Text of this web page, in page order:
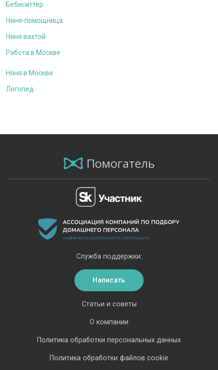
Бебиситтер
Няня-помощница
Няня вахтой
Работа в Москве
Няня в Москве
Логопед
Помогатель
Статьи и советы
О компании
Политика обработки персональных данных
Политика обработки файлов cookie
Служба поддержки:
Написать